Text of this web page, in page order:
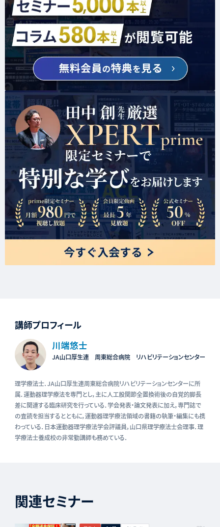
講師プロフィール
川端悠士
JA山口厚生連 周東総合病院 リハビリテーションセンター
理学療法士．JA山口厚生連周東総合病院リハビリテーションセンターに所
属．運動器理学療法を専門とし，主に人工股関節全置換術後の自覚的脚長
差に関連する臨床研究を行っている．学会発表・論文発表に加え，専門誌で
の査読を担当するとともに，運動器理学療法領域の書籍の執筆・編集にも携
わっている．日本運動器理学療法学会評議員，山口県理学療法士会理事．理
学療法士養成校の非常勤講師も務めている．
関連セミナー